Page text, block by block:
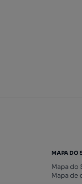
MAPA DO
Mapa do
Mapa de